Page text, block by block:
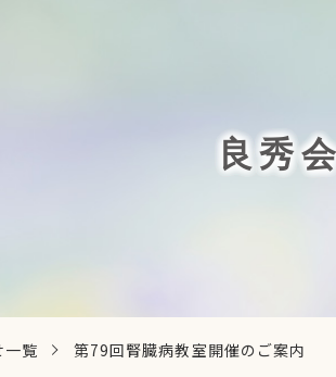
良秀
一覧 第79回腎臓病教室開催のご案内